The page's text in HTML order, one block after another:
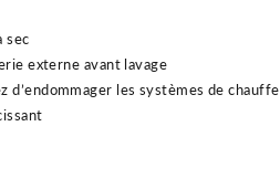
sec
externe avant lavage
d’endommager les systèmes de chauffe